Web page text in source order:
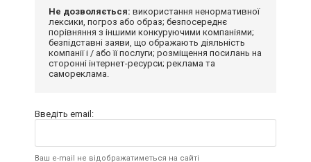
Не дозволяється: використання ненормативної
лексики, погроз або образ; безпосереднє
порівняння з іншими конкуруючими компаніями;
безпідставні заяви, що ображають діяльність
компанії і / або її послуги; розміщення посилань на
сторонні інтернет-ресурси; реклама та
самореклама.
Введіть email:
Ваш e-mail не відображатиметься на сайті